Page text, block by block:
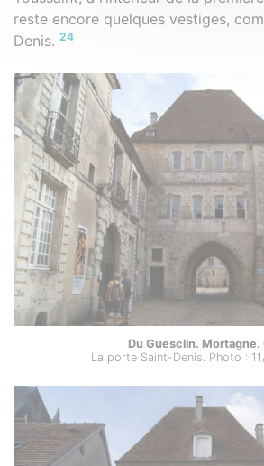
reste encore quelques vestiges,
Denis. 24
Du Guesclin. Mortagne.
La porte Saint-Denis. Photo :